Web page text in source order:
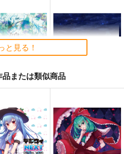
Won
ス幻樂団
円（税込）
滅 ～ The Truth of th
e Cessation of Dukkh
aDemetori
1,320円（税込）
東方Project 博麗霊夢
と見る！
または類似商品